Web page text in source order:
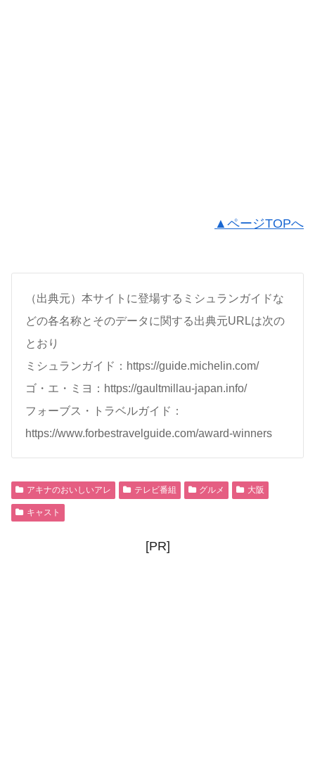
▲ページTOPへ
（出典元）本サイトに登場するミシュランガイドな
どの各名称とそのデータに関する出典元URLは次の
とおり
ミシュランガイド：https://guide.michelin.com/
ゴ・エ・ミヨ：https://gaultmillau-japan.info/
フォーブス・トラベルガイド：
https://www.forbestravelguide.com/award-winners
アキナのおいしいアレ テレビ番組 グルメ 大阪
キャスト
[PR]